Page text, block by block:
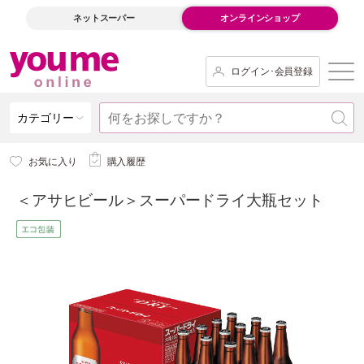
ネットスーパー オンラインショップ
ログイン･会員登録
カテゴリー
お気に入り 購入履歴
＜アサヒビール＞スーパードライ大瓶セット